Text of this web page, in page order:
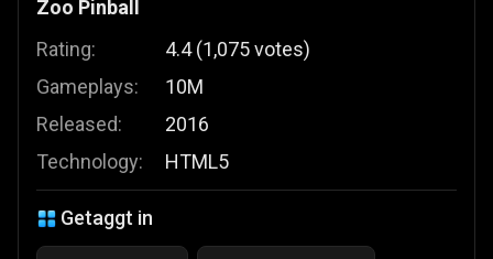
Zoo Pinball
Rating:
Gameplays:
Released:
Technology:
4.4 (1,075votes)
10M
2016
HTML5
Getaggt in